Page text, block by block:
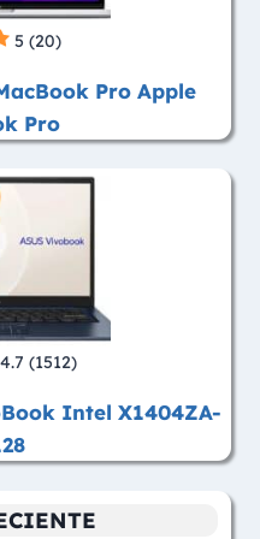
5 (20)
Pro Apple
Pro
4.7 (1512)
Intel X1404ZA-